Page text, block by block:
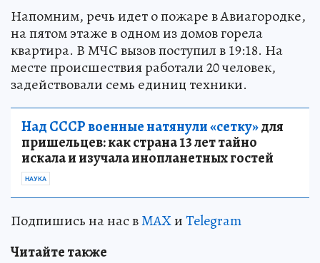
Напомним, речь идет о пожаре в Авиагородке,
на пятом этаже в одном из домов горела
квартира. В МЧС вызов поступил в 19:18. На
месте происшествия работали 20 человек,
задействовали семь единиц техники.
Над СССР военные натянули «сетку»для
пришельцев: как страна 13 лет тайно
искала и изучала инопланетных гостей
НАУКА
Подпишись на нас вMAXиTelegram
Читайте также